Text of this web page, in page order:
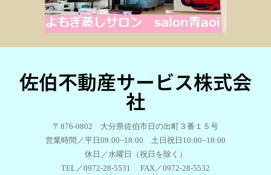
佐伯不動産サービス株式会
社
〒876-0802 大分県佐伯市日の出町３番１５号
営業時間／平日09:00~18:00 土日祝日10:00~18:00
休日／水曜日（祝日を除く）
TEL／0972-28-5531 FAX／0972-28-5532